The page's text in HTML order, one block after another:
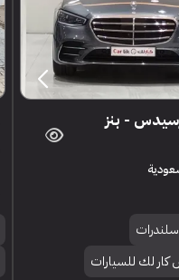
مرسيدس - بنز
كار لك للسيارات